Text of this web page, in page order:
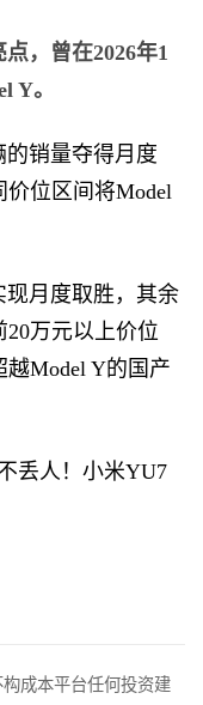
，曾在2026年1
Y。
的销量夺得月度
位区间将Model
月度取胜，其余
万元以上价位
Model Y的国产
丢人！小米YU7
成本平台任何投资建